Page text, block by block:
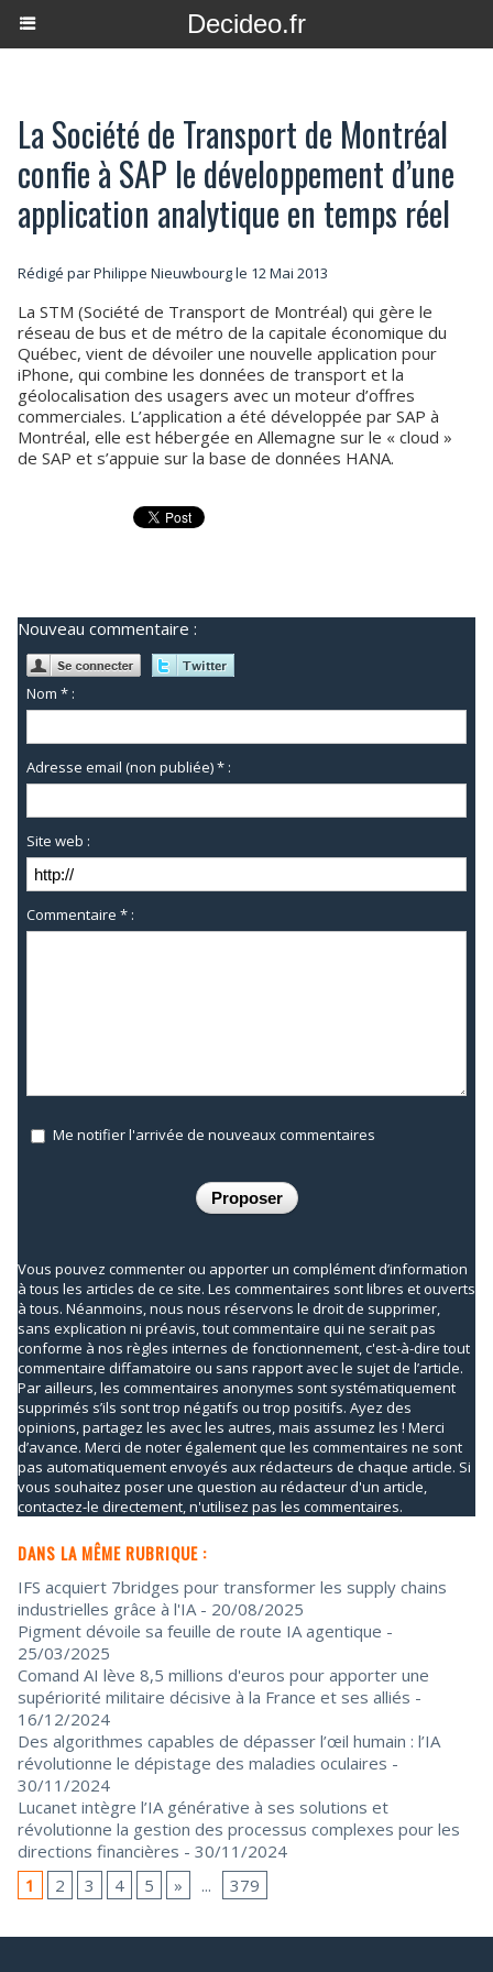
Decideo.fr
La Société de Transport de Montréal
confie à SAP le développement d’une
application analytique en temps réel
Rédigé parPhilippe Nieuwbourgle 12 Mai 2013
La STM (Société de Transport de Montréal) qui gère le
réseau de bus et de métro de la capitale économique du
Québec, vient de dévoiler une nouvelle application pour
iPhone, qui combine les données de transport et la
géolocalisation des usagers avec un moteur d’offres
commerciales. L’application a été développée par SAP à
Montréal, elle est hébergée en Allemagne sur le « cloud »
de SAP et s’appuie sur la base de données HANA.
Nouveau commentaire :
Nom * :
Adresse email (non publiée) * :
Site web :
Commentaire * :
Me notifier l'arrivée de nouveaux commentaires
Vous pouvez commenter ou apporter un complément d’information
à tous les articles de ce site. Les commentaires sont libres et ouverts
à tous. Néanmoins, nous nous réservons le droit de supprimer,
sans explication ni préavis, tout commentaire qui ne serait pas
conforme à nos règles internes de fonctionnement, c'est-à-dire tout
commentaire diffamatoire ou sans rapport avec le sujet de l’article.
Par ailleurs, les commentaires anonymes sont systématiquement
supprimés s’ils sont trop négatifs ou trop positifs. Ayez des
opinions, partagez les avec les autres, mais assumez les ! Merci
d’avance. Merci de noter également que les commentaires ne sont
pas automatiquement envoyés aux rédacteurs de chaque article. Si
vous souhaitez poser une question au rédacteur d'un article,
contactez-le directement, n'utilisez pas les commentaires.
DANS LA MÊME RUBRIQUE :
IFS acquiert 7bridges pour transformer les supply chains
industrielles grâce à l'IA - 20/08/2025
Pigment dévoile sa feuille de route IA agentique -
25/03/2025
Comand AI lève 8,5 millions d'euros pour apporter une
supériorité militaire décisive à la France et ses alliés -
16/12/2024
Des algorithmes capables de dépasser l’œil humain : l’IA
révolutionne le dépistage des maladies oculaires -
30/11/2024
Lucanet intègre l’IA générative à ses solutions et
révolutionne la gestion des processus complexes pour les
directions financières - 30/11/2024
1
2 3 4 5 » ... 379